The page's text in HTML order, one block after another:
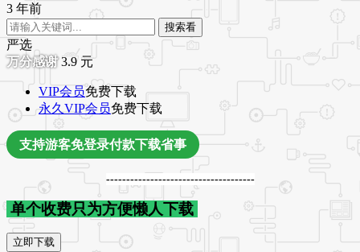
3 年前
搜索看
严选
3.9元
VIP会员免费下载
永久VIP会员免费下载
支持游客免登录付款下载省事
-------------------------------------
单个收费只为方便懒人下载
立即下载